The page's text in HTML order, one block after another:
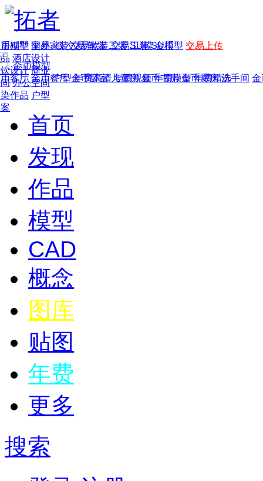
首页
发现
年费 作品 图纸 交易 软装 工装 SU模 金币
年费版块
费图纸 年费户型 年费高清 年费视频 年费模型 年费精选
作品
别墅 国外
酒店设计
设计 商业
办公空间
作品 户型
模型
模型 交易家装 交易软装 交易工装 SU模型 交易上传
金币模型
客厅 金币餐厅 金币卧室 儿童房 金币书房 金币厨房 洗手间 金
CAD
概念
图库
贴图
年费
更多
搜索